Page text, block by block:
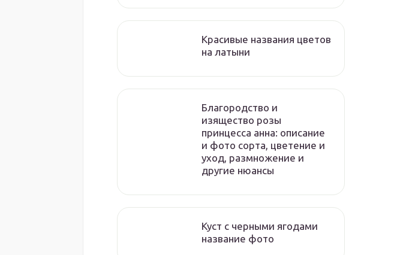
Красивые названия цветов
на латыни
Благородство и
изящество розы
принцесса анна: описание
и фото сорта, цветение и
уход, размножение и
другие нюансы
Куст с черными ягодами
название фото